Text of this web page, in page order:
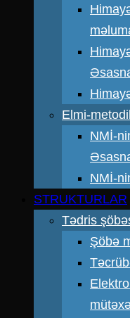
Elmi-
NMİ-
NMİ-
STRUKTURLAR
Tədris
Şöbə